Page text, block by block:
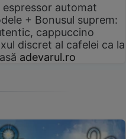
espressor automat
+ Bonusul suprem:
cappuccino
discret al cafelei ca la
adevarul.ro